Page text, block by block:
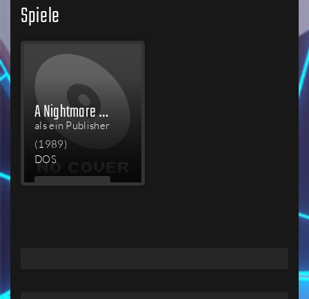
Spiele
A Nightmare on Elm Street
als ein Publisher
(1989)
DOS
MEHR